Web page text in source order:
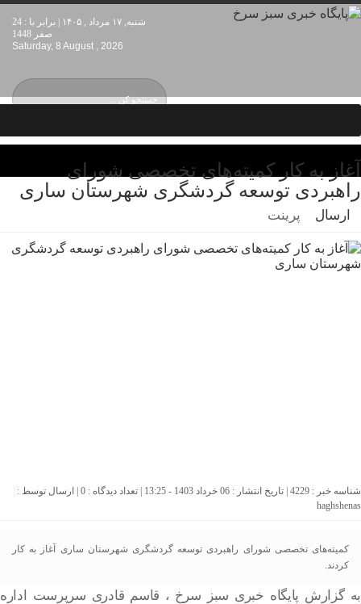
شنبه, ۱۷ مرداد , ۱۴۰۵ | برابر با : 24
صفر 1448
Saturday, 8 August , 2026
آغاز به کار کمیته‌های تخصصی شورای
راهبردی توسعه گردشگری شهرستان ساری
ارسال پرینت
شناسه خبر : 4229 | تاریخ انتشار : 06 خرداد 1403 - 13:25 | تعداد دیدگاه : 0 | ارسال توسط :
haghshenas
کمیته‌های تخصصی شورای راهبردی توسعه گردشگری شهرستان ساری آغاز به کار
کردند.
به گزارش پایگاه خبری سبز سرخ ، قاسم قادری سرپرست اداره